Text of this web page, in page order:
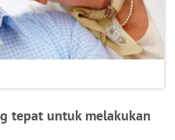
tepat untuk melakukan